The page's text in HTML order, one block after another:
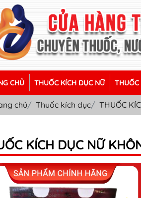
CHỦ THUỐC KÍCH DỤC NỮ THUỐC
chủ Thuốc kích dục THUỐC
KÍCH DỤC NỮ